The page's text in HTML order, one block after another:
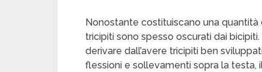
Nonostante costituiscano una
tricipiti sono spesso oscurati dai
derivare dall’avere tricipiti ben
flessioni e sollevamenti sopra la